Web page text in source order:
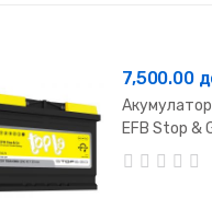
7,500.00
EFB Stop &
70Ah